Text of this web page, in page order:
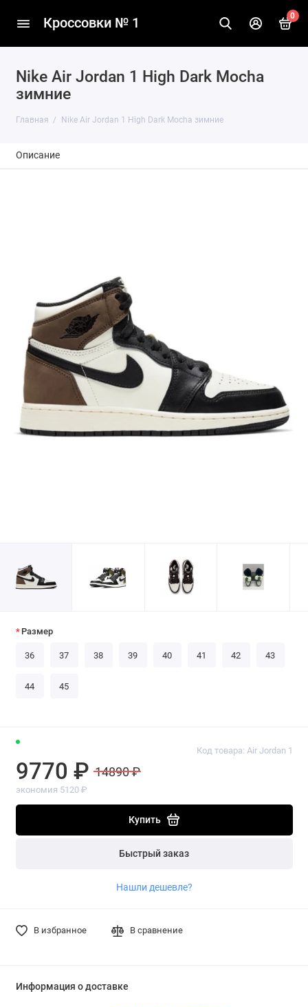
Кроссовки № 1 0
Nike Air Jordan 1 High Dark Mocha
зимние
Главная Nike Air Jordan 1 High Dark Mocha зимние
Описание
Код товара: Air Jordan 1
9770 ₽ 14890 ₽
экономия 5120 ₽
Купить
Быстрый заказ
Нашли дешевле?
В избранное В сравнение
Размер
36 37 38 39 40 41 42 43
44 45
Информация о доставке